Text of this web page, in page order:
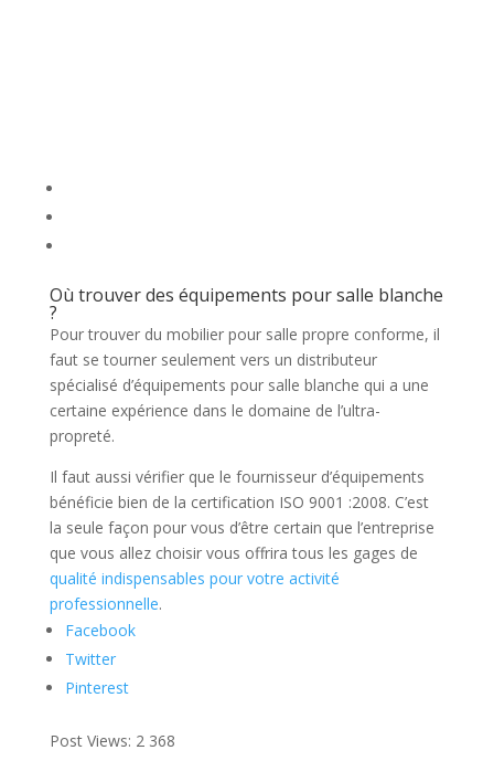
Où trouver des équipements pour salle blanche
?
Pour trouver du mobilier pour salle propre conforme, il
faut se tourner seulement vers un distributeur
spécialisé d’équipements pour salle blanche qui a une
certaine expérience dans le domaine de l’ultra-
propreté.
Il faut aussi vérifier que le fournisseur d’équipements
bénéficie bien de la certification ISO 9001 :2008. C’est
la seule façon pour vous d’être certain que l’entreprise
que vous allez choisir vous offrira tous les gages de
qualité indispensables pour votre activité
professionnelle.
Facebook
Twitter
Pinterest
Post Views: 2 368